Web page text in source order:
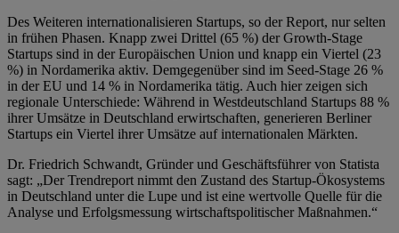
Des Weiteren internationalisieren Startups, so der Report, nur selten
in frühen Phasen. Knapp zwei Drittel (65 %) der Growth-Stage
Startups sind in der Europäischen Union und knapp ein Viertel (23
%) in Nordamerika aktiv. Demgegenüber sind im Seed-Stage 26 %
in der EU und 14 % in Nordamerika tätig. Auch hier zeigen sich
regionale Unterschiede: Während in Westdeutschland Startups 88 %
ihrer Umsätze in Deutschland erwirtschaften, generieren Berliner
Startups ein Viertel ihrer Umsätze auf internationalen Märkten.
Dr. Friedrich Schwandt, Gründer und Geschäftsführer von Statista
sagt: „Der Trendreport nimmt den Zustand des Startup-Ökosystems
in Deutschland unter die Lupe und ist eine wertvolle Quelle für die
Analyse und Erfolgsmessung wirtschaftspolitischer Maßnahmen.“